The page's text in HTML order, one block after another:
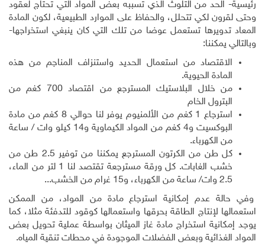
رئيسية- الحد من التلوث الذي تسببه بعض المواد التي تحتاج لعقود
وحتى لقرون لكي تتحلل، والحفاظ على الموارد الطبيعية، لكون المادة
المعاد تدويرها تستعمل عوضا من تلك التي كان ينبغي استخراجها-
وبالتالي يمكننا:
الاقتصاد من استعمال الحديد واستنزاف المناجم من هذه
المادة الحيوية.
من خلال البلاستيك المسترجع من اقتصاد 700 كغم من
البترول الخام
استرجاع 1 كغم من الألمنيوم يوفر لنا حوالي 8 كغم من مادة
البوكسيت و4 كغم من المواد الكيماوية و14 كيلو وات / ساعة
من الكهرباء.
كل طن من الكرتون المسترجع يمكننا من توفير 2.5 طن من
خشب الغابات. كل ورقة مسترجعة تقتصد لنا 1 لتر من الماء،
2.5 وات/ ساعة من الكهرباء، و15 غرام من الخشب...
وفي حالة عدم إمكانية استرجاع مادة من المواد، من الممكن
استعمالها لإنتاج الطاقة بحرقها واستعمالها كوقود للتدفئة مثلا، كما
يوجد إمكانية استخراج مادة غاز الميثان بواسطة عملية تحويل بعض
المواد الغذائية وبعض الفضلات الموجودة في محطات تنقية المياه.